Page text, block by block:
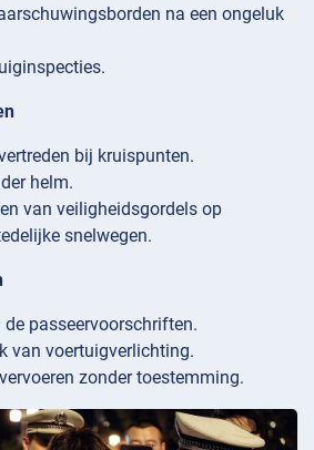
na een ongeluk
bij kruispunten.
helm.
van veiligheidsgordels op
snelwegen.
de passeervoorschriften.
van voertuigverlichting.
zonder toestemming.